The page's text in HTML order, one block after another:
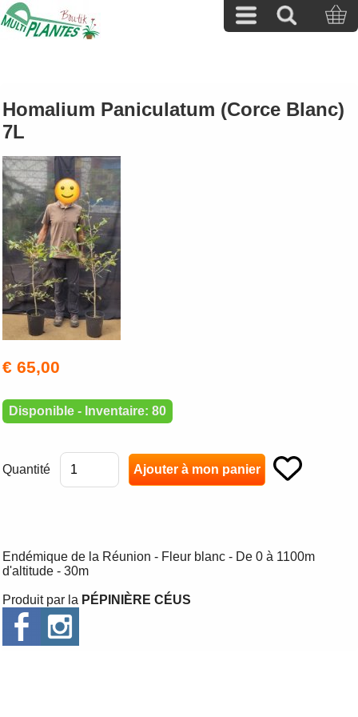
Homalium Paniculatum (Corce Blanc)
7L
€ 65,00
Disponible - Inventaire: 80
Quantité
Endémique de la Réunion - Fleur blanc - De 0 à 1100m
d'altitude - 30m
Produit par la PÉPINIÈRE CÉUS